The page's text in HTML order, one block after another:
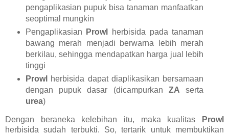
pengaplikasian pupuk bisa tanaman manfaatkan
seoptimal mungkin
Pengaplikasian
Prowl
herbisida pada tanaman
bawang merah menjadi berwarna lebih merah
berkilau, sehingga mendapatkan harga jual lebih
tinggi
Prowl
herbisida dapat diaplikasikan bersamaan
dengan pupuk dasar (dicampurkanZA serta
urea)
Dengan beraneka kelebihan itu, maka kualitas
Prowl
herbisida sudah terbukti. So, tertarik untuk membuktikan